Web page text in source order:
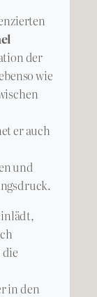
der
wie
er auch
und
in den